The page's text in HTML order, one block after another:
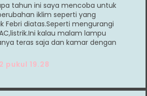
tahun ini saya mencoba untuk
iklim seperti yang
Febri diatas.Seperti mengurangi
kalau malam lampu
teras saja dan kamar dengan
pukul 19.28